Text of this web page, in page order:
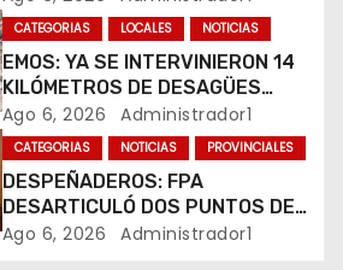
VIRALIZARSE
CATEGORIAS LOCALES NOTICIAS
EMOS: YA SE INTERVINIERON 14
KILÓMETROS DE DESAGÜES
PLUVIALES
Ago 6, 2026 Administrador1
CATEGORIAS NOTICIAS PROVINCIALES
DESPEÑADEROS: FPA
DESARTICULÓ DOS PUNTOS DE
VENTA DE DROGAS. TRES
Ago 6, 2026 Administrador1